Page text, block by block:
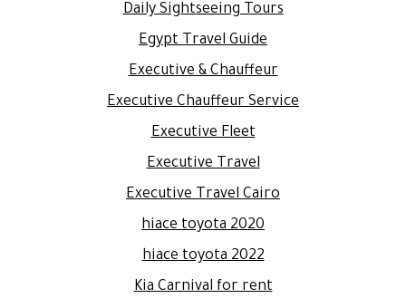
Daily Sightseeing Tours
Egypt Travel Guide
Executive & Chauffeur
Executive Chauffeur Service
Executive Fleet
Executive Travel
Executive Travel Cairo
hiace toyota 2020
hiace toyota 2022
Kia Carnival for rent